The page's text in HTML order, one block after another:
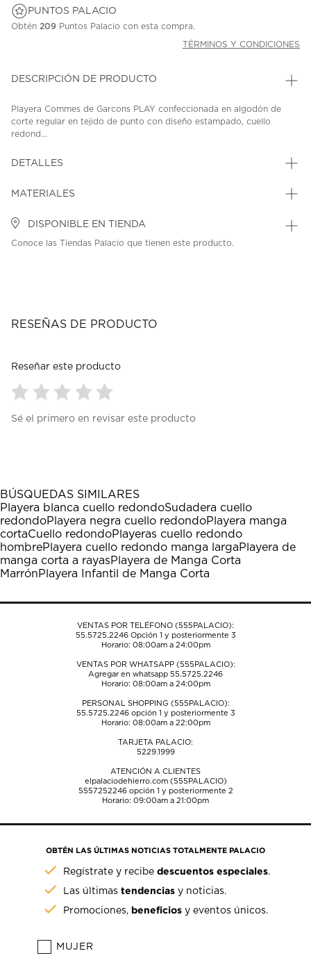
PUNTOS PALACIO
Obtén 209 Puntos Palacio con esta compra.
TÉRMINOS Y CONDICIONES
DESCRIPCIÓN DE PRODUCTO
Playera Commes de Garcons PLAY confeccionada en algodón de
corte regular en tejido de punto con diseño estampado, cuello
redond...
DETALLES
MATERIALES
DISPONIBLE EN TIENDA
Conoce las Tiendas Palacio que tienen este producto.
RESEÑAS DE PRODUCTO
Reseñar este producto
para
1
estrella
Esta
acción
abrirá
el
formulario
de
para
estrellas.
Esta
acción
abrirá
el
formulario
de
para
estrellas.
Esta
acción
abrirá
el
formulario
de
para
estrellas.
Esta
acción
abrirá
el
formulario
de
para
estrellas.
Esta
acción
abrirá
el
formulario
de
Sé el primero en revisar este producto
BÚSQUEDAS SIMILARES
Playera blanca cuello redondoSudadera cuello
redondoPlayera negra cuello redondoPlayera manga
cortaCuello redondoPlayeras cuello redondo
hombrePlayera cuello redondo manga largaPlayera de
manga corta a rayasPlayera de Manga Corta
MarrónPlayera Infantil de Manga Corta
VENTAS POR TELÉFONO (555PALACIO):
55.5725.2246Opción 1 y posteriormente 3
Horario: 08:00am a 24:00pm
VENTAS POR WHATSAPP (555PALACIO):
Agregar en whatsapp 55.5725.2246
Horario: 08:00am a 24:00pm
PERSONAL SHOPPING (555PALACIO):
55.5725.2246opción 1 y posteriormente 3
Horario: 08:00am a 22:00pm
TARJETA PALACIO:
5229.1999
ATENCIÓN A CLIENTES
elpalaciodehierro.com (555PALACIO)
5557252246opción 1 y posteriormente 2
Horario: 09:00am a 21:00pm
OBTÉN LAS ÚLTIMAS NOTICIAS TOTALMENTE PALACIO
Regístrate y recibedescuentos especiales.
Las últimastendencias y noticias.
Promociones, beneficios y eventos únicos.
MUJER